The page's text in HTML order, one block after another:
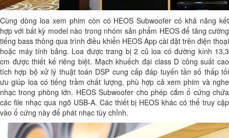
Cùng dòng loa xem phim còn có HEOS Subwoofer có khả năng kết
hợp với bất kỳ model nào trong nhóm sản phẩm HEOS để tăng cường
tiếng bass thông qua trình điều khiển HEOS App cài đặt trên điện thoại
hoặc máy tính bảng. Loa được trang bị 2 củ loa có đường kính 13,3
cm được thiết kế riêng biệt. Mạch khuếch đại class D công suất cao
tích hợp bộ xử lý thuật toán DSP cung cấp đáp tuyến tần số thấp tối
ưu giúp loa có tiếng trầm chất lượng, phù hợp cả xem phim và nghe
nhạc trong phòng lớn. HEOS Subwoofer cho phép cắm ổ cứng chứa
các file nhạc qua ngõ USB-A. Các thiết bị HEOS khác có thể truy cập
vào ổ cứng này để phát nhạc tùy chỉnh.